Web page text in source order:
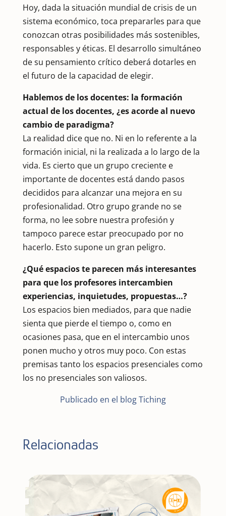
Hoy, dada la situación mundial de crisis de un
sistema económico, toca prepararles para que
conozcan otras posibilidades más sostenibles,
responsables y éticas. El desarrollo simultáneo
de su pensamiento crítico deberá dotarles en
el futuro de la capacidad de elegir.
Hablemos de los docentes: la formación
actual de los docentes, ¿es acorde al nuevo
cambio de paradigma?
La realidad dice que no. Ni en lo referente a la
formación inicial, ni la realizada a lo largo de la
vida. Es cierto que un grupo creciente e
importante de docentes está dando pasos
decididos para alcanzar una mejora en su
profesionalidad. Otro grupo grande no se
forma, no lee sobre nuestra profesión y
tampoco parece estar preocupado por no
hacerlo. Esto supone un gran peligro.
¿Qué espacios te parecen más interesantes
para que los profesores intercambien
experiencias, inquietudes, propuestas…?
Los espacios bien mediados, para que nadie
sienta que pierde el tiempo o, como en
ocasiones pasa, que en el intercambio unos
ponen mucho y otros muy poco. Con estas
premisas tanto los espacios presenciales como
los no presenciales son valiosos.
Publicado en el blog Tiching
Relacionadas